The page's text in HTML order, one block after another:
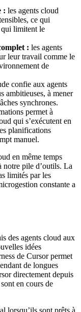
: les agents cloud
ce qui
qui limitent le
: les agents
leur travail comme le
de
confie aux agents
ambitieuses, à mener
synchrones.
permet à
qui s’exécutent en
planifications
manuel.
en même temps
notre pile d’outils. La
limités par les
constante a
des agents cloud aux
idées
de Cursor permet
de longues
directement depuis
en cours de
lorsqu’ils sont prêts à